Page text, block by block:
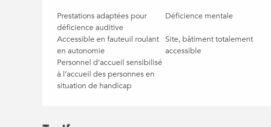
Prestations adaptées pour
déficience auditive
Déficience mentale
Accessible en fauteuil roulant
en autonomie
Site, bâtiment totalement
accessible
Personnel d’accueil sensibilisé
à l’accueil des personnes en
situation de handicap